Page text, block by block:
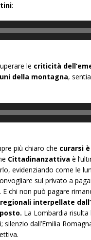
:
le criticità
della montagna,
più chiaro che curarsi
Cittadinanzattiva è
evidenziando come le
sul privato a
chi non può pagare
interpellate
La Lombardia risulta
silenzio dall’Emilia